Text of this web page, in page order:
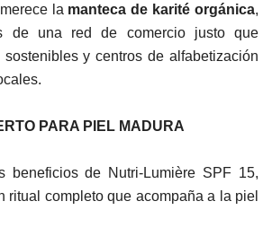
la manteca de karité orgánica,
de una red de comercio justo que
y centros de alfabetización
PARA PIEL MADURA
beneficios de Nutri-Lumière SPF 15,
ritual completo que acompaña a la piel